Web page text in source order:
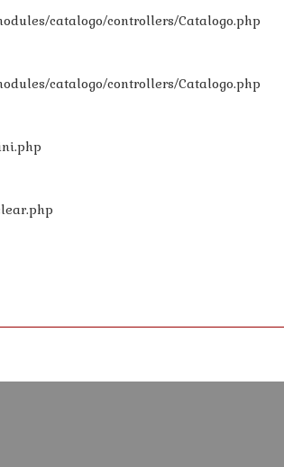
catalogo/controllers/Catalogo.php
catalogo/controllers/Catalogo.php